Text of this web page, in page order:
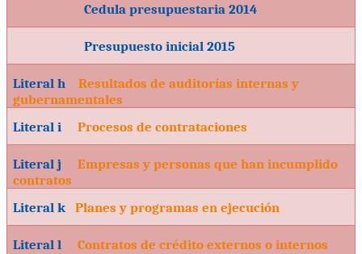
Cedula presupuestaria 2014
Presupuesto inicial 2015
Literal h
Resultados de auditorías internas y
gubernamentales
Literal i Procesos de contrataciones
Literal j Empresas y personas que han incumplido
contratos
Literal k Planes y programas en ejecución
Literal l Contratos de crédito externos o internos